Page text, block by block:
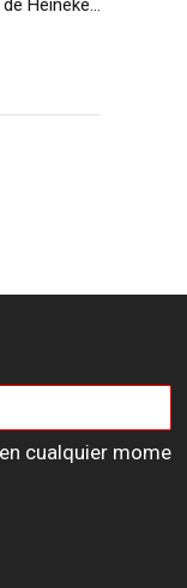
Heineken
cualquier mome